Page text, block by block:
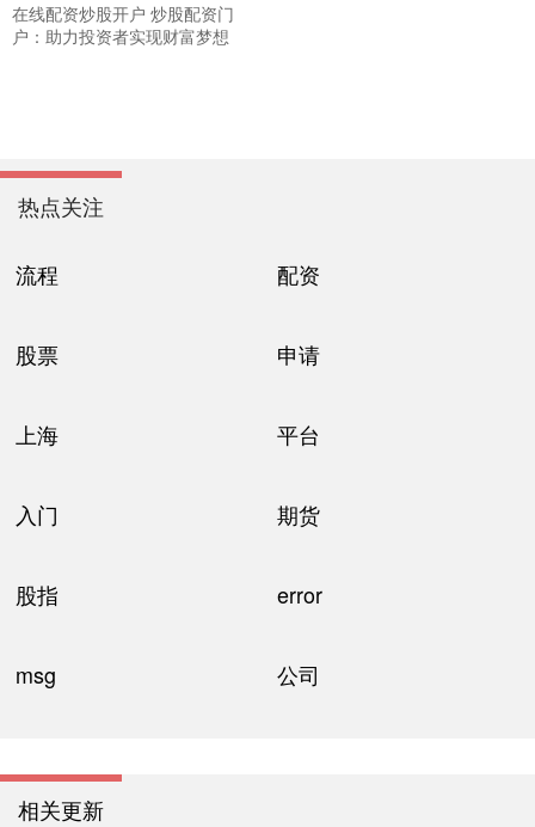
在线配资炒股开户 炒股配资门
户：助力投资者实现财富梦想
热点关注
流程 配资
股票 申请
上海 平台
入门 期货
股指 error
msg 公司
相关更新